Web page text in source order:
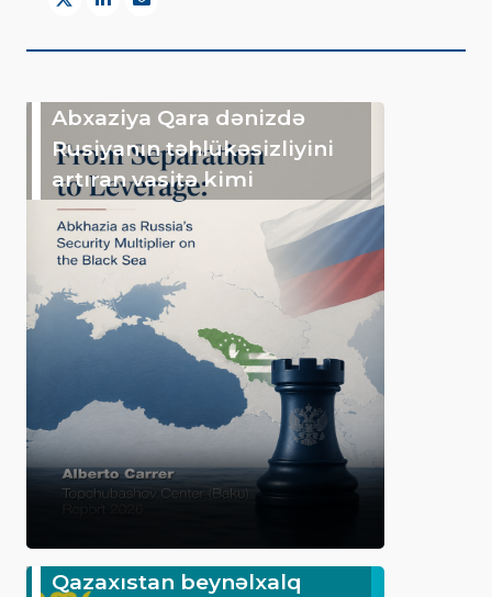
Abxaziya Qara dənizdə
Rusiyanın təhlükəsizliyini
artıran vasitə kimi
Qazaxıstan beynəlxalq